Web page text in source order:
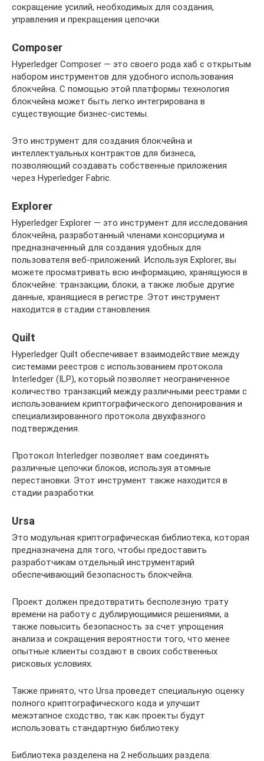
сокращение усилий, необходимых для создания,
управления и прекращения цепочки.
Composer
Hyperledger Composer — это своего рода хаб с открытым
набором инструментов для удобного использования
блокчейна. С помощью этой платформы технология
блокчейна может быть легко интегрирована в
существующие бизнес-системы.
Это инструмент для создания блокчейна и
интеллектуальных контрактов для бизнеса,
позволяющий создавать собственные приложения
через Hyperledger Fabric.
Explorer
Hyperledger Explorer — это инструмент для исследования
блокчейна, разработанный членами консорциума и
предназначенный для создания удобных для
пользователя веб-приложений. Используя Explorer, вы
можете просматривать всю информацию, хранящуюся в
блокчейне: транзакции, блоки, а также любые другие
данные, хранящиеся в регистре. Этот инструмент
находится в стадии становления.
Quilt
Hyperledger Quilt обеспечивает взаимодействие между
системами реестров с использованием протокола
Interledger (ILP), который позволяет неограниченное
количество транзакций между различными реестрами с
использованием криптографического депонирования и
специализированного протокола двухфазного
подтверждения.
Протокол Interledger позволяет вам соединять
различные цепочки блоков, используя атомные
перестановки. Этот инструмент также находится в
стадии разработки.
Ursa
Это модульная криптографическая библиотека, которая
предназначена для того, чтобы предоставить
разработчикам отдельный инструментарий
обеспечивающий безопасность блокчейна.
Проект должен предотвратить бесполезную трату
времени на работу с дублирующимися решениями, а
также повысить безопасность за счет упрощения
анализа и сокращения вероятности того, что менее
опытные клиенты создают в своих собственных
рисковых условиях.
Также принято, что Ursa проведет специальную оценку
полного криптографического кода и улучшит
межэтапное сходство, так как проекты будут
использовать стандартную библиотеку.
Библиотека разделена на 2 небольших раздела: